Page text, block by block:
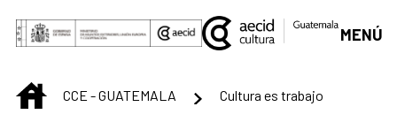
Saltar al contenido principal
MENÚ
INICIOCCE - GUATEMALA Cultura es trabajo